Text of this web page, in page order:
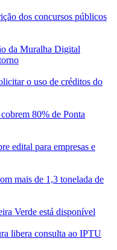
dos concursos públicos
da Muralha Digital
o uso de créditos do
80% de Ponta
edital para empresas e
mais de 1,3 tonelada de
Verde está disponível
libera consulta ao IPTU